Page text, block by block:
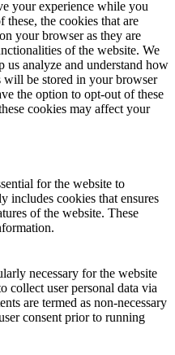
your experience while you
the cookies that are
your browser as they are
of the website. We
us analyze and understand how
will be stored in your browser
the option to opt-out of these
cookies may affect your
for the website to
includes cookies that ensures
of the website. These
necessary for the website
collect user personal data via
are termed as non-necessary
consent prior to running